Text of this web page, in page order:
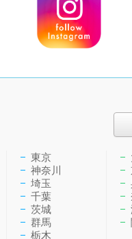
東京
神奈川
埼玉
千葉
茨城
群馬
栃木